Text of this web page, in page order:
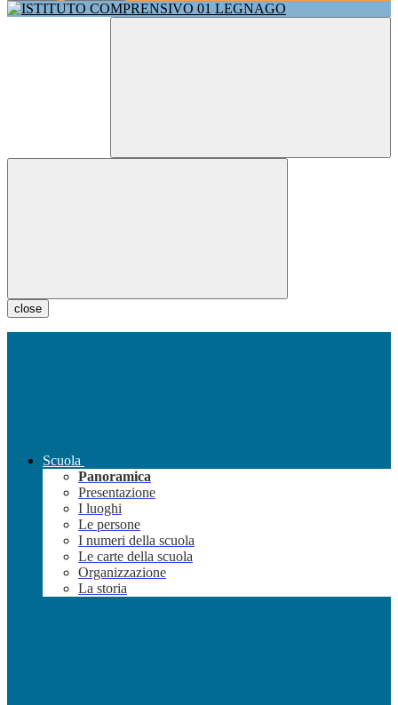
close
Scuola
Panoramica
Presentazione
I luoghi
Le persone
I numeri della scuola
Le carte della scuola
Organizzazione
La storia